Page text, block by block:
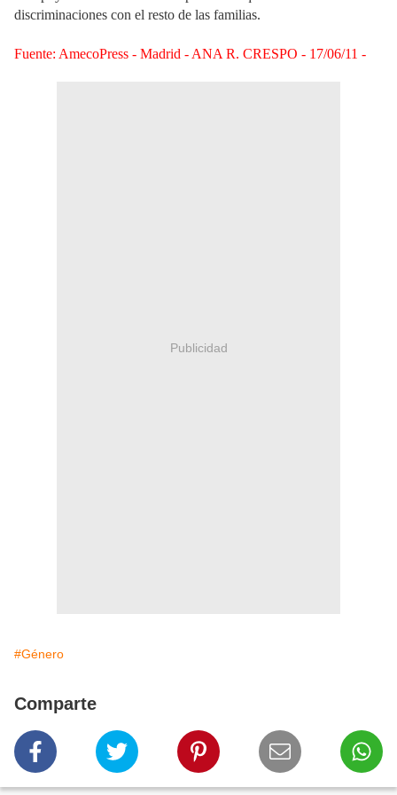
discriminaciones con el resto de las familias.
Fuente: AmecoPress - Madrid - ANA R. CRESPO - 17/06/11 -
Publicidad
#Género
Comparte